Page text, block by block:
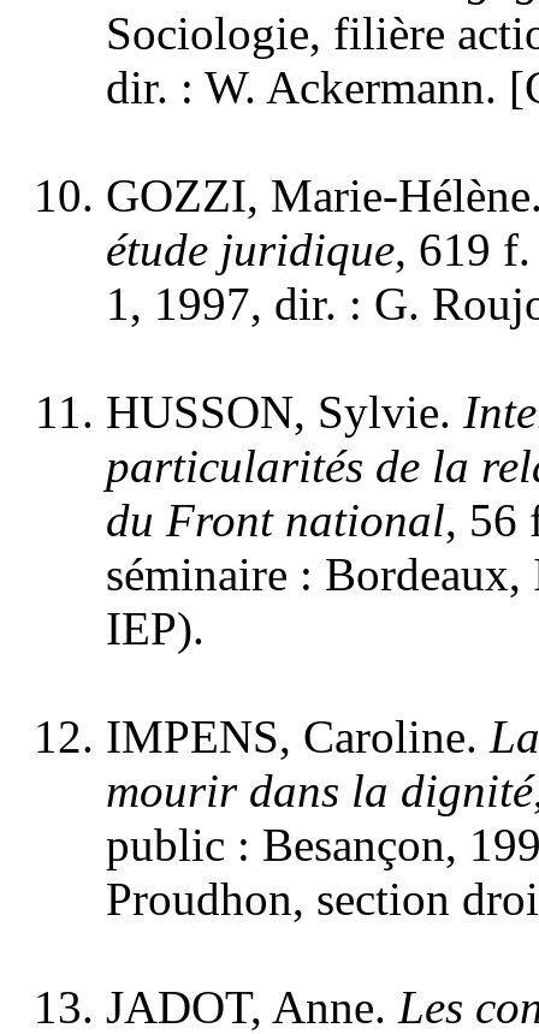
Sociologie, filière
dir. : W. Ackermann.
GOZZI, Marie-
étude juridique, 619
1, 1997, dir. : G.
HUSSON, Sylvie.
particularités de la
du Front national, 56
séminaire :
IEP).
IMPENS, Caroline.
mourir dans la dignité
public : Besançon,
Proudhon, section
JADOT, Anne. Les